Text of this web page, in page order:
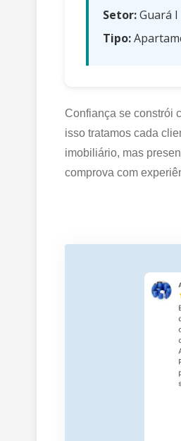
Setor:Guará I
Tipo:
Confiança se constrói
isso tratamos cada
imobiliário, mas
comprova com